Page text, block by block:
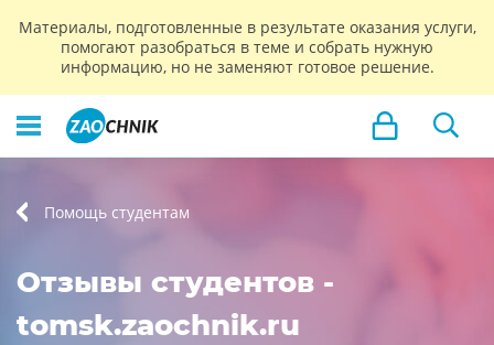
Материалы, подготовленные в результате оказания услуги,
помогают разобраться в теме и собрать нужную
информацию, но не заменяют готовое решение.
Помощь студентам
Отзывы студентов -
tomsk.zaochnik.ru